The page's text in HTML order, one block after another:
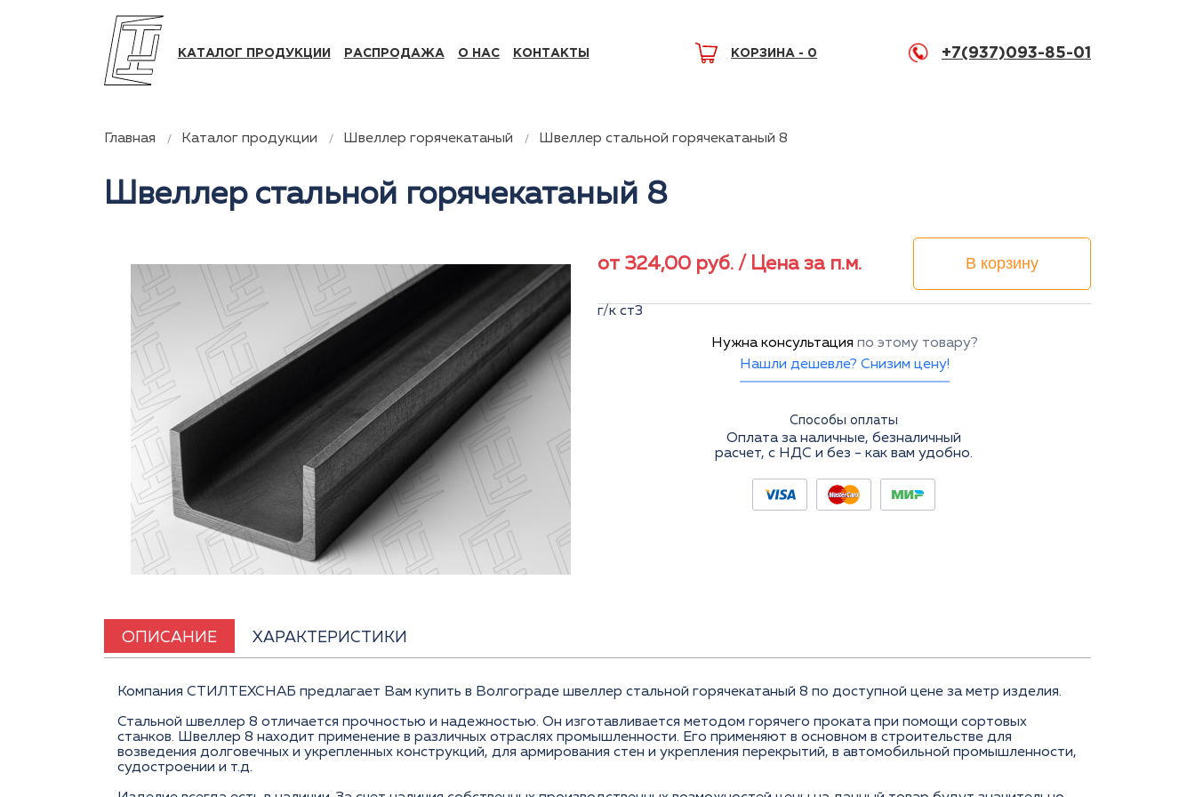
КАТАЛОГ ПРОДУКЦИИ РАСПРОДАЖА О НАС КОНТАКТЫ КОРЗИНА - 0 +7(937)093-85-01
Главная Каталог продукции Швеллер горячекатаный Швеллер стальной горячекатаный 8
Швеллер стальной горячекатаный 8
от 324,00 руб. / Цена за п.м. В корзину
г/к ст3
Нужна консультация по этому товару?
Нашли дешевле? Снизим цену!
Способы оплаты
Оплата за наличные, безналичный
расчет, с НДС и без - как вам удобно.
ОПИСАНИЕ ХАРАКТЕРИСТИКИ
Компания СТИЛТЕХСНАБ предлагает Вам купить в Волгограде швеллер стальной горячекатаный 8 по доступной цене за метр изделия.
Стальной швеллер 8 отличается прочностью и надежностью. Он изготавливается методом горячего проката при помощи сортовых
станков. Швеллер 8 находит применение в различных отраслях промышленности. Его применяют в основном в строительстве для
возведения долговечных и укрепленных конструкций, для армирования стен и укрепления перекрытий, в автомобильной промышленности,
судостроении и т.д.